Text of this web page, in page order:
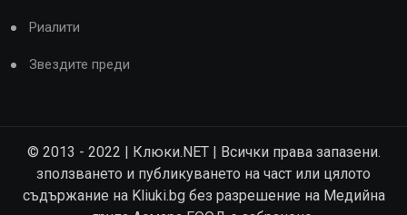
Риалити
Звездите преди
© 2013 - 2022 | Клюки.NET | Всички права запазени.
зползването и публикуването на част или цялото
съдържание на Kliuki.bg без разрешение на Медийна